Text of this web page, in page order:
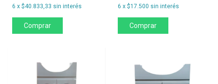
6 x $40.833,33 sin interés
Comprar
6 x $17.500 sin interés